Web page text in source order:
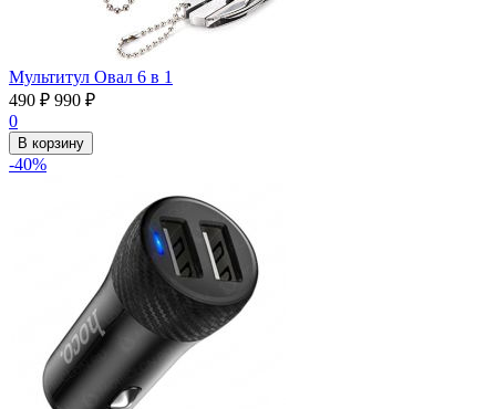
Мультитул Овал 6 в 1
490 ₽ 990 ₽
0
В корзину
-40%